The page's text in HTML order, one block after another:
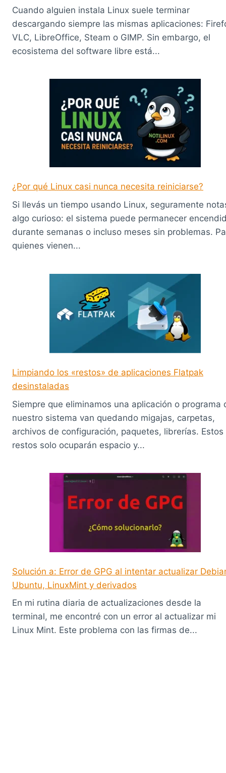
Cuando alguien instala Linux suele terminar
descargando siempre las mismas aplicaciones:
VLC, LibreOffice, Steam o GIMP. Sin embargo, el
ecosistema del software libre está...
¿Por qué Linux casi nunca necesita reiniciarse?
Si llevás un tiempo usando Linux, seguramente
algo curioso: el sistema puede permanecer
durante semanas o incluso meses sin problemas.
quienes vienen...
Limpiando los «restos» de aplicaciones Flatpak
desinstaladas
Siempre que eliminamos una aplicación o programa
nuestro sistema van quedando migajas, carpetas,
archivos de configuración, paquetes, librerías. Estos
restos solo ocuparán espacio y...
Solución a: Error de GPG al intentar actualizar
Ubuntu, LinuxMint y derivados
En mi rutina diaria de actualizaciones desde la
terminal, me encontré con un error al actualizar mi
Linux Mint. Este problema con las firmas de...